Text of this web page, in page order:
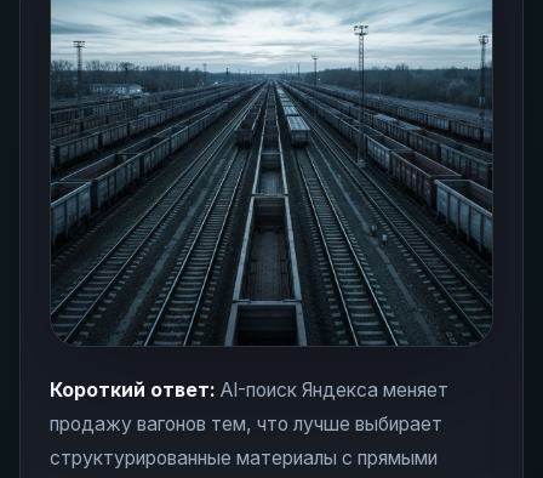
Короткий ответ: AI-поиск Яндекса меняет
продажу вагонов тем, что лучше выбирает
структурированные материалы с прямыми